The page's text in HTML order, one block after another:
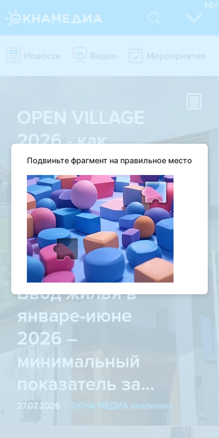
Подвиньте фрагмент на правильное место